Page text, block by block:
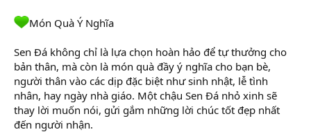
Món Quà Ý Nghĩa
Sen Đá không chỉ là lựa chọn hoàn hảo để tự thưởng cho
bản thân, mà còn là món quà đầy ý nghĩa cho bạn bè,
người thân vào các dịp đặc biệt như sinh nhật, lễ tình
nhân, hay ngày nhà giáo. Một chậu Sen Đá nhỏ xinh sẽ
thay lời muốn nói, gửi gắm những lời chúc tốt đẹp nhất
đến người nhận.